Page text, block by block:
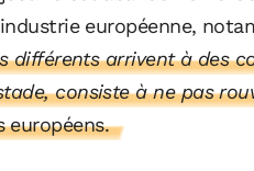
européenne,
différents arrivent à des
consiste à ne pas
européens.